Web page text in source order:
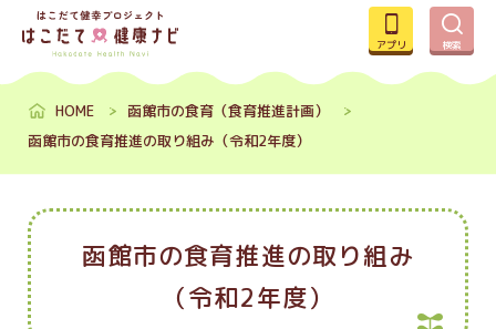
アプリ 検索
HOME
函館市の食育（食育推進計画）
函館市の食育推進の取り組み（令和2年度）
函館市の食育推進の取り組み
（令和2年度）